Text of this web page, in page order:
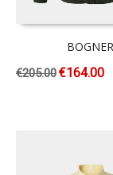
BOGNER
€205.00€164.00